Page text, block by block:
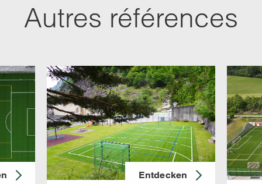
Autres références
Entdecken